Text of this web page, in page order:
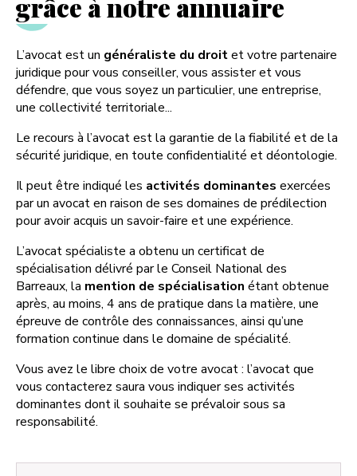
L’avocat est un généraliste du droitet votre partenaire
juridique pour vous conseiller, vous assister et vous
défendre, que vous soyez un particulier, une entreprise,
une collectivité territoriale...
Le recours à l’avocat est la garantie de la fiabilité et de la
sécurité juridique, en toute confidentialité et déontologie.
Il peut être indiqué les activités dominantes exercées
par un avocat en raison de ses domaines de prédilection
pour avoir acquis un savoir-faire et une expérience.
L’avocat spécialiste a obtenu un certificat de
spécialisation délivré par le Conseil National des
Barreaux, la mention de spécialisation étant obtenue
après, au moins, 4 ans de pratique dans la matière, une
épreuve de contrôle des connaissances, ainsi qu’une
formation continue dans le domaine de spécialité.
Vous avez le libre choix de votre avocat : l’avocat que
vous contacterez saura vous indiquer ses activités
dominantes dont il souhaite se prévaloir sous sa
responsabilité.